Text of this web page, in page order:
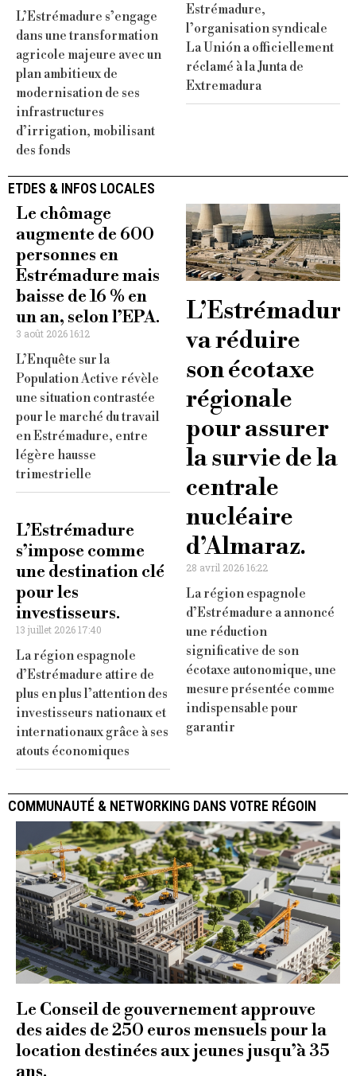
L’Estrémadure s’engage
dans une transformation
agricole majeure avec un
plan ambitieux de
modernisation de ses
infrastructures
d’irrigation, mobilisant
des fonds
Estrémadure,
l’organisation syndicale
La Unión a officiellement
réclamé à la Junta de
Extremadura
ETDES & INFOS LOCALES
Le chômage
augmente de 600
personnes en
Estrémadure mais
baisse de 16 % en
un an, selon l’EPA.
3 août 2026 16:12
L’Enquête sur la
Population Active révèle
une situation contrastée
pour le marché du travail
en Estrémadure, entre
légère hausse
trimestrielle
L’Estrémadure
s’impose comme
une destination clé
pour les
investisseurs.
13 juillet 2026 17:40
La région espagnole
d’Estrémadure attire de
plus en plus l’attention des
investisseurs nationaux et
internationaux grâce à ses
atouts économiques
L’Estrémadure
va réduire
son écotaxe
régionale
pour assurer
la survie de la
centrale
nucléaire
d’Almaraz.
28 avril 2026 16:22
La région espagnole
d’Estrémadure a annoncé
une réduction
significative de son
écotaxe autonomique, une
mesure présentée comme
indispensable pour
garantir
COMMUNAUTÉ & NETWORKING DANS VOTRE RÉGOIN
Le Conseil de gouvernement approuve
des aides de 250 euros mensuels pour la
location destinées aux jeunes jusqu’à 35
ans.